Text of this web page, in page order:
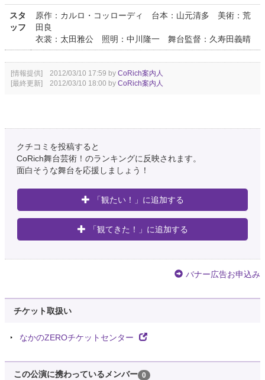
スタ
ッフ
原作：カルロ・コッローディ 台本：山元清多 美術：荒
田良
衣裳：太田雅公 照明：中川隆一 舞台監督：久寿田義晴
[情報提供] 2012/03/10 17:59 by CoRich案内人
[最終更新] 2012/03/10 18:00 by CoRich案内人
クチコミを投稿すると
CoRich舞台芸術！のランキングに反映されます。
面白そうな舞台を応援しましょう！
「観たい！」に追加する
「観てきた！」に追加する
バナー広告お申込み
チケット取扱い
なかのZEROチケットセンター
この公演に携わっているメンバー 0